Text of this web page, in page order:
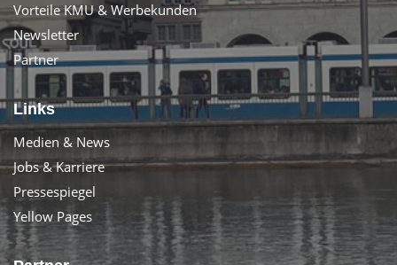
Vorteile KMU & Werbekunden
Newsletter
Partner
Links
Medien & News
Jobs & Karriere
Pressespiegel
Yellow Pages